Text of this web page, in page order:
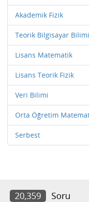
Akademik Fizik
Teorik Bilgisayar Bilimi
Lisans Matematik
Lisans Teorik Fizik
Veri Bilimi
Orta Öğretim
Serbest
20,359 Soru